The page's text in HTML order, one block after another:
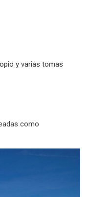
y varias tomas
como